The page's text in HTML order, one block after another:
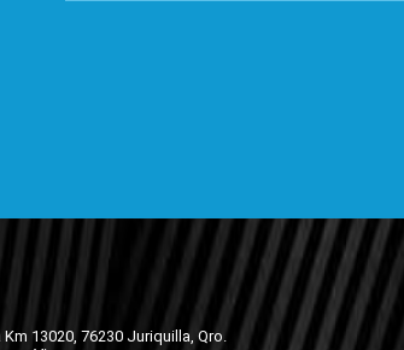
13020, 76230 Juriquilla, Qro.